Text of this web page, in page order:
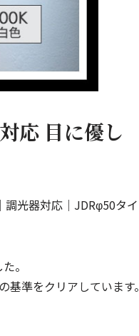
応 目に優し
光器対応｜JDRφ50タイ
。
をクリアしています。